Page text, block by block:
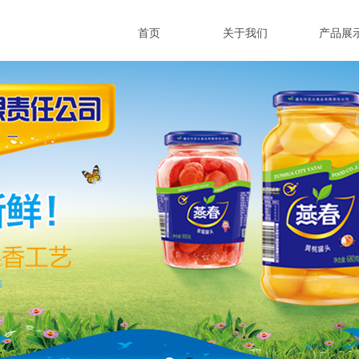
首页 关于我们 产品展